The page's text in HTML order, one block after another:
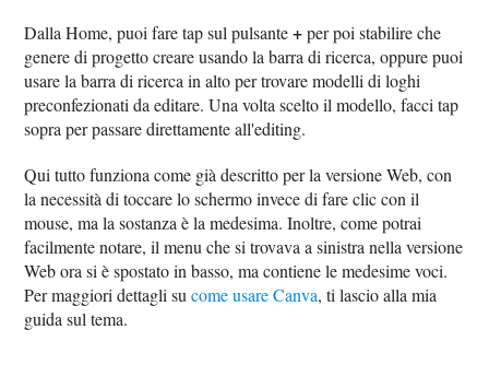
Dalla Home, puoi fare tap sul pulsante+per poi stabilire che
genere di progetto creare usando la barra di ricerca, oppure puoi
usare la barra di ricerca in alto per trovare modelli di loghi
preconfezionati da editare. Una volta scelto il modello, facci tap
sopra per passare direttamente all'editing.
Qui tutto funziona come già descritto per la versione Web, con
la necessità di toccare lo schermo invece di fare clic con il
mouse, ma la sostanza è la medesima. Inoltre, come potrai
facilmente notare, il menu che si trovava a sinistra nella versione
Web ora si è spostato in basso, ma contiene le medesime voci.
Per maggiori dettagli sucome usare Canva, ti lascio alla mia
guida sul tema.